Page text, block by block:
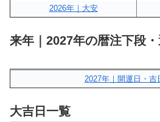
2026年｜大安
来年｜2027年の暦注下段・
2027年｜開運日・吉
大吉日一覧